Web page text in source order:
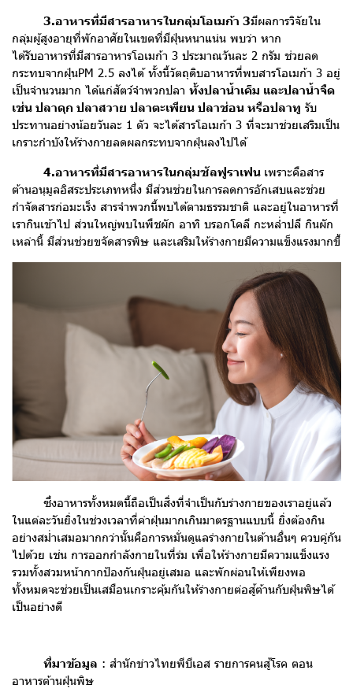
3.อาหารที่มีสารอาหารในกลุ่มโอเมก้า 3มีผลการวิจัยใน
กลุ่มผู้สูงอายุที่พักอาศัยในเขตที่มีฝุ่นหนาแน่น พบว่า หาก
ได้รับอาหารที่มีสารอาหารโอเมก้า 3 ประมาณวันละ 2 กรัม ช่วยลด
กระทบจากฝุ่นPM 2.5 ลงได้ ทั้งนี้วัตถุดิบอาหารที่พบสารโอเมก้า 3 อยู่
เป็นจำนวนมาก ได้แก่สัตว์จำพวกปลา ทั้งปลาน้ำเค็ม และปลาน้ำจืด
เช่น ปลาดุก ปลาสวาย ปลาตะเพียน ปลาช่อน หรือปลาทู รับ
ประทานอย่างน้อยวันละ 1 ตัว จะได้สารโอเมก้า 3 ที่จะมาช่วยเสริมเป็น
เกราะกำบังให้ร่างกายลดผลกระทบจากฝุ่นลงไปได้
4.อาหารที่มีสารอาหารในกลุ่มซัลฟูราเฟน เพราะคือสาร
ต้านอนุมูลอิสระประเภทหนึ่ง มีส่วนช่วยในการลดการอักเสบและช่วย
กำจัดสารก่อมะเร็ง สารจำพวกนี้พบได้ตามธรรมชาติ และอยู่ในอาหารที่
เรากินเข้าไป ส่วนใหญ่พบในพืชผัก อาทิ บรอกโคลี กะหล่ำปลี กินผัก
เหล่านี้ มีส่วนช่วยขจัดสารพิษ และเสริมให้ร่างกายมีความแข็งแรงมากขึ้
ซึ่งอาหารทั้งหมดนี้ถือเป็นสิ่งที่จำเป็นกับร่างกายของเราอยู่แล้ว
ในแต่ละวันยิ่งในช่วงเวลาที่ค่าฝุ่นมากเกินมาตรฐานแบบนี้ ยิ่งต้องกิน
อย่างสม่ำเสมอมากกว่านั้นคือการหมั่นดูแลร่างกายในด้านอื่นๆ ควบคู่กัน
ไปด้วย เช่น การออกกำลังกายในที่ร่ม เพื่อให้ร่างกายมีความแข็งแรง
รวมทั้งสวมหน้ากากป้องกันฝุ่นอยู่เสมอ และพักผ่อนให้เพียงพอ
ทั้งหมดจะช่วยเป็นเสมือนเกราะคุ้มกันให้ร่างกายต่อสู้ต้านกับฝุ่นพิษได้
เป็นอย่างดี
ที่มาข้อมูล : สำนักข่าวไทยพีบีเอส รายการคนสู้โรค ตอน
อาหารต้านฝุ่นพิษ